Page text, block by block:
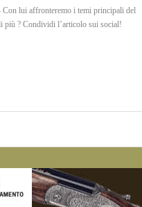
Con lui affronteremo i temi principali del
più ? Condividi l’articolo sui social!